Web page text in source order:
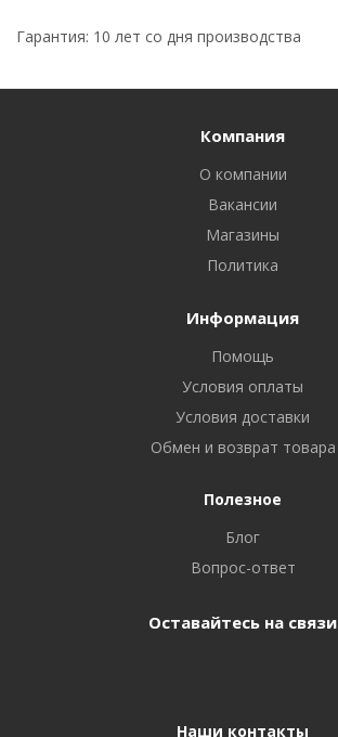
Гарантия: 10 лет со дня производства
Компания
О компании
Вакансии
Магазины
Политика
Информация
Помощь
Условия оплаты
Условия доставки
Обмен и возврат товара
Полезное
Блог
Вопрос-ответ
Оставайтесь на связи
Наши контакты